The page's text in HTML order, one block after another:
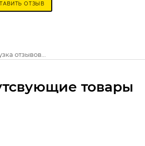
ОТЗЫВ
отзывов...
товары